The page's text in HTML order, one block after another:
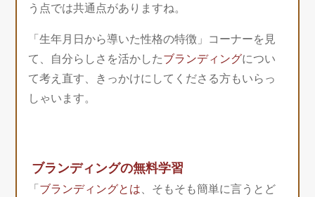
う点では共通点がありますね。
「生年月日から導いた性格の特徴」コーナーを見
て、自分らしさを活かしたブランディングについ
て考え直す、きっかけにしてくださる方もいらっ
しゃいます。
ブランディングの無料学習
「ブランディングとは、そもそも簡単に言うとど